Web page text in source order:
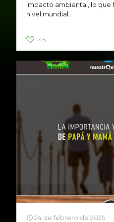
impacto ambiental, lo que
nivel mundial...
45
24 de febrero de 2025